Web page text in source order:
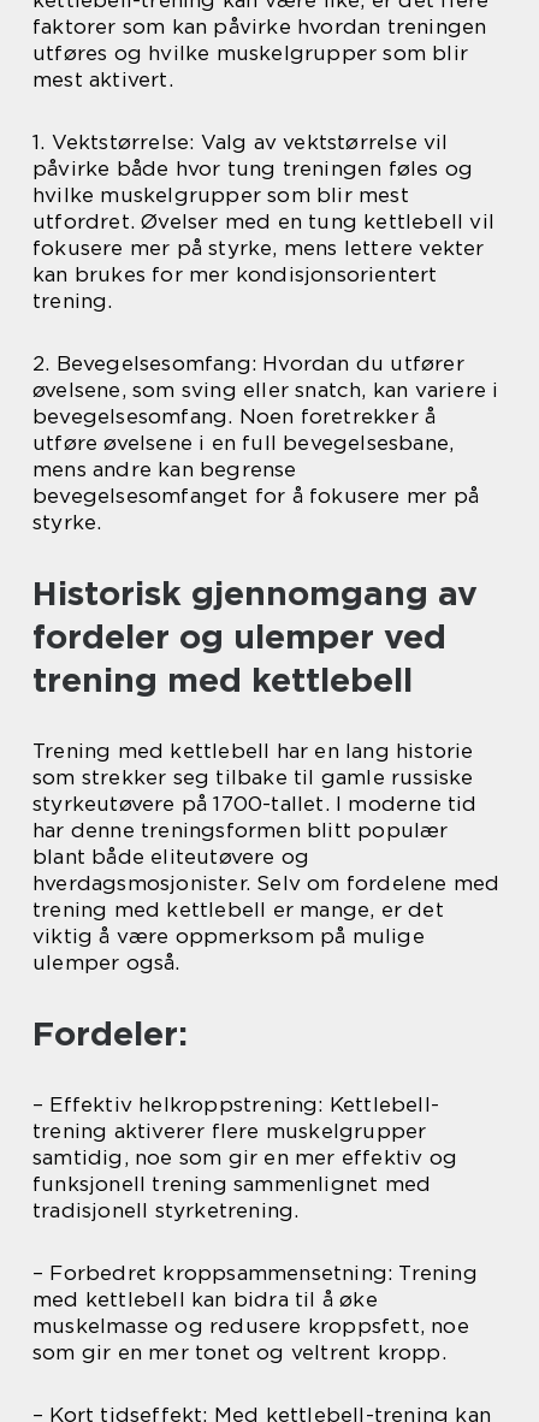
faktorer som kan påvirke hvordan treningen
utføres og hvilke muskelgrupper som blir
mest aktivert.
1. Vektstørrelse: Valg av vektstørrelse vil
påvirke både hvor tung treningen føles og
hvilke muskelgrupper som blir mest
utfordret. Øvelser med en tung kettlebell vil
fokusere mer på styrke, mens lettere vekter
kan brukes for mer kondisjonsorientert
trening.
2. Bevegelsesomfang: Hvordan du utfører
øvelsene, som sving eller snatch, kan variere i
bevegelsesomfang. Noen foretrekker å
utføre øvelsene i en full bevegelsesbane,
mens andre kan begrense
bevegelsesomfanget for å fokusere mer på
styrke.
Historisk gjennomgang av
fordeler og ulemper ved
trening med kettlebell
Trening med kettlebell har en lang historie
som strekker seg tilbake til gamle russiske
styrkeutøvere på 1700-tallet. I moderne tid
har denne treningsformen blitt populær
blant både eliteutøvere og
hverdagsmosjonister. Selv om fordelene med
trening med kettlebell er mange, er det
viktig å være oppmerksom på mulige
ulemper også.
Fordeler:
– Effektiv helkroppstrening: Kettlebell-
trening aktiverer flere muskelgrupper
samtidig, noe som gir en mer effektiv og
funksjonell trening sammenlignet med
tradisjonell styrketrening.
– Forbedret kroppsammensetning: Trening
med kettlebell kan bidra til å øke
muskelmasse og redusere kroppsfett, noe
som gir en mer tonet og veltrent kropp.
– Kort tidseffekt: Med kettlebell-trening kan